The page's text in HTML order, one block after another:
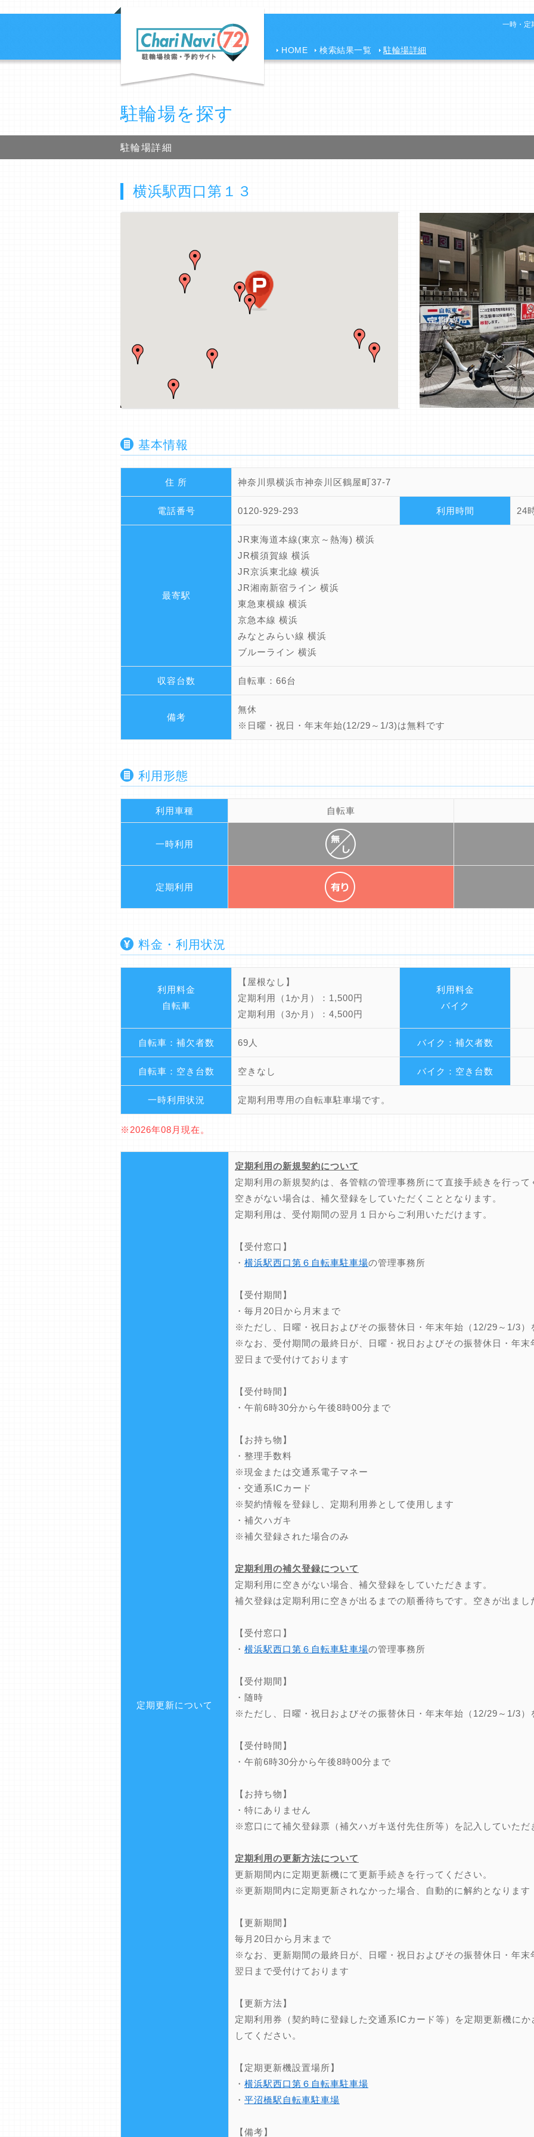
一時・定
HOME 検索結果一覧 駐輪場詳細
駐輪場を探す
駐輪場詳細
横浜駅西口第１３
基本情報
住 所 神奈川県横浜市神奈川区鶴屋町37-7
電話番号 0120-929-293 利用時間 24
最寄駅
JR東海道本線(東京～熱海) 横浜
JR横須賀線 横浜
JR京浜東北線 横浜
JR湘南新宿ライン 横浜
東急東横線 横浜
京急本線 横浜
みなとみらい線 横浜
ブルーライン 横浜
収容台数 自転車：66台
備考
無休
※日曜・祝日・年末年始(12/29～1/3)は無料です
利用形態
利用車種 自転車
一時利用
定期利用
料金・利用状況
利用料金
自転車
【屋根なし】
定期利用（1か月）：1,500円
定期利用（3か月）：4,500円
利用料金
バイク
自転車：補欠者数 69人 バイク：補欠者数
自転車：空き台数 空きなし バイク：空き台数
一時利用状況 定期利用専用の自転車駐車場です。
※2026年08月現在。
定期更新について
定期利用の新規契約について
定期利用の新規契約は、各管轄の管理事務所にて直接手続きを行って
空きがない場合は、補欠登録をしていただくこととなります。
定期利用は、受付期間の翌月１日からご利用いただけます。
【受付窓口】
・ 横浜駅西口第６自転車駐車場の管理事務所
【受付期間】
・毎月20日から月末まで
※ただし、日曜・祝日およびその振替休日・年末年始（12/29～1/3）
※なお、受付期間の最終日が、日曜・祝日およびその振替休日・年
翌日まで受付けております
【受付時間】
・午前6時30分から午後8時00分まで
【お持ち物】
・整理手数料
※現金または交通系電子マネー
・交通系ICカード
※契約情報を登録し、定期利用券として使用します
・補欠ハガキ
※補欠登録された場合のみ
定期利用の補欠登録について
定期利用に空きがない場合、補欠登録をしていただきます。
補欠登録は定期利用に空きが出るまでの順番待ちです。空きが出ま
【受付窓口】
・ 横浜駅西口第６自転車駐車場の管理事務所
【受付期間】
・随時
※ただし、日曜・祝日およびその振替休日・年末年始（12/29～1/3）
【受付時間】
・午前6時30分から午後8時00分まで
【お持ち物】
・特にありません
※窓口にて補欠登録票（補欠ハガキ送付先住所等）を記入していただ
定期利用の更新方法について
更新期間内に定期更新機にて更新手続きを行ってください。
※更新期間内に定期更新されなかった場合、自動的に解約となります
【更新期間】
毎月20日から月末まで
※なお、更新期間の最終日が、日曜・祝日およびその振替休日・年
翌日まで受付けております
【更新方法】
定期利用券（契約時に登録した交通系ICカード等）を定期更新機に
してください。
【定期更新機設置場所】
・ 横浜駅西口第６自転車駐車場
・ 平沼橋駅自転車駐車場
【備考】